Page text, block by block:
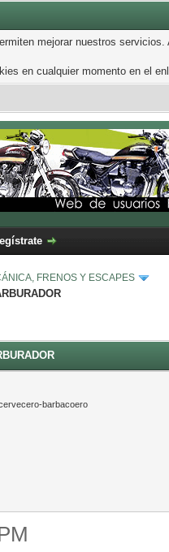
mejorar nuestros
en cualquier momento en el
FRENOS Y ESCAPES
barbacoero